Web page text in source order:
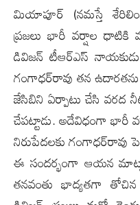
మియాపూర్ (న‌మ‌స్తే
ప్ర‌జ‌లు భారీ వ‌ర్షాల ధాటికి
డివిజ‌న్‌ టీఆర్ఎస్ నాయ‌కుడు,
గంగాధ‌ర్‌రావు త‌న
జేసిబిని ఏర్పాటు చేసి వ‌ర‌ద
చేప‌ట్టాడు. అదేవిధంగా భారీ
నిరుపేద‌ల‌కు గంగాధ‌ర్‌రావు
ఈ సంద‌ర్భంగా ఆయ‌న
త‌న‌వంతు భాద్య‌త‌గా